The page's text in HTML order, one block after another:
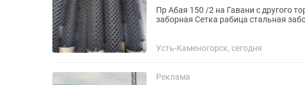
Пр Абая 150 /2 на Гавани с другого
заборная Сетка рабица стальная
Усть-Каменогорск, сегодня
Реклама